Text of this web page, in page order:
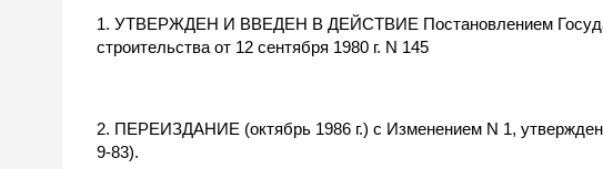
1. УТВЕРЖДЕН И ВВЕДЕН В ДЕЙСТВИЕ Постановлением
строительства от 12 сентября 1980 г. N 145
2. ПЕРЕИЗДАНИЕ (октябрь 1986 г.) с Изменением N 1,
9-83).